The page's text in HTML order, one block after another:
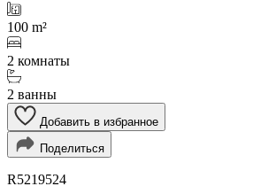
100 m²
2 комнаты
2 ванны
Добавить в избранное
Поделиться
R5219524